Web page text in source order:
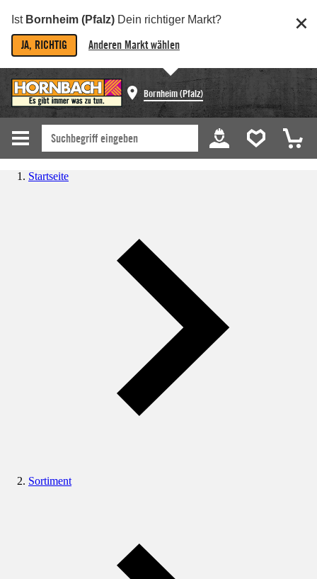
Ist Bornheim (Pfalz) Dein richtiger Markt?
JA, RICHTIG Anderen Markt wählen
Bornheim (Pfalz)
Startseite
Sortiment